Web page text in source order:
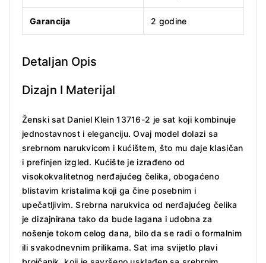
Garancija 2 godine
Detaljan Opis
Dizajn I Materijal
Ženski sat Daniel Klein 13716-2 je sat koji kombinuje
jednostavnost i eleganciju. Ovaj model dolazi sa
srebrnom narukvicom i kućištem, što mu daje klasičan
i prefinjen izgled. Kućište je izrađeno od
visokokvalitetnog nerđajućeg čelika, obogaćeno
blistavim kristalima koji ga čine posebnim i
upečatljivim. Srebrna narukvica od nerđajućeg čelika
je dizajnirana tako da bude lagana i udobna za
nošenje tokom celog dana, bilo da se radi o formalnim
ili svakodnevnim prilikama. Sat ima svijetlo plavi